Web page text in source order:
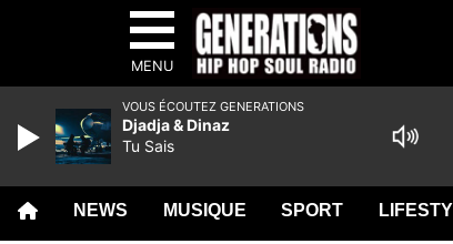
MENU
NEWS MUSIQUE SPORT
VOUS ÉCOUTEZ GENERATIONS
Djadja & Dinaz
Tu Sais